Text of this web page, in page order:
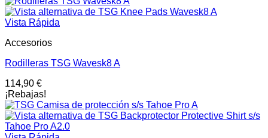
Vista Rápida
Accesorios
Rodilleras TSG Wavesk8 A
114,90 €
¡Rebajas!